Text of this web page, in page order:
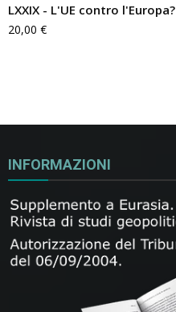
LXXIX - L'UE contro l'Europa?
20,00 €
INFORMAZIONI